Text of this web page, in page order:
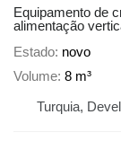
Equipamento de
alimentação
Estado novo
Volume 8 m³
Turquia,